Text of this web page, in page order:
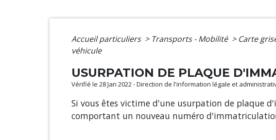
Accueil particuliers > Transports - Mobilité > Carte
véhicule
USURPATION DE PLAQUE
Vérifié le 28 Jan 2022 - Direction de l'information légale et
Si vous êtes victime d'une usurpation de plaque
comportant un nouveau numéro